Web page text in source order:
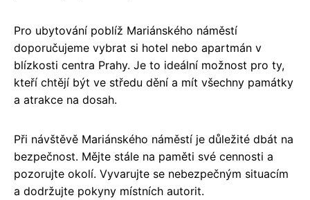
Pro ubytování poblíž Mariánského náměstí
doporučujeme vybrat si hotel nebo apartmán v
blízkosti centra Prahy. Je to ideální možnost pro ty,
kteří chtějí být ve středu dění a mít všechny památky
a atrakce na dosah.
Při návštěvě Mariánského náměstí je důležité dbát na
bezpečnost. Mějte stále na paměti své cennosti a
pozorujte okolí. Vyvarujte se nebezpečným situacím
a dodržujte pokyny místních autorit.